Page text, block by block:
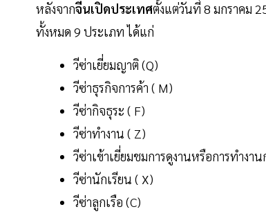
หลังจากจีนเปิดประเทศตั้งแต่วันที่ 8 มกราคม
ทั้งหมด 9 ประเภท ได้แก่
วีซ่าเยี่ยมญาติ (Q)
วีซ่าธุรกิจการค้า ( M)
วีซ่ากิจธุระ ( F)
วีซ่าทำงาน ( Z)
วีซ่าเข้าเยี่ยมชมการดูงานหรือการทำงา
วีซ่านักเรียน ( X)
วีซ่าลูกเรือ (C)